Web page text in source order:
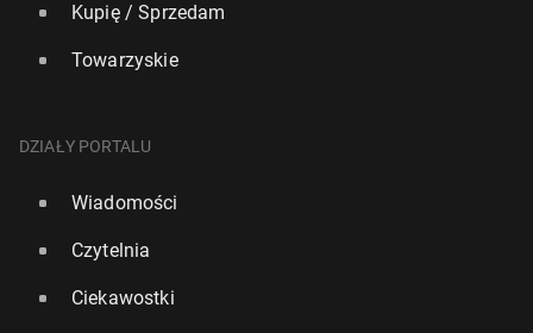
Kupię / Sprzedam
Towarzyskie
DZIAŁY PORTALU
Wiadomości
Czytelnia
Ciekawostki